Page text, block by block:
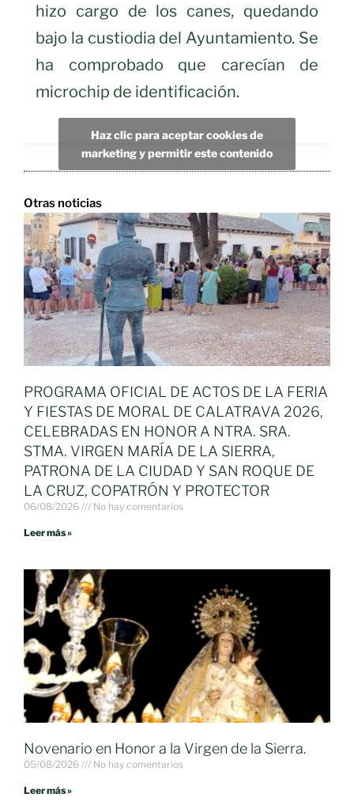
hizo cargo de los canes, quedando
bajo la custiodia del Ayuntamiento. Se
ha comprobado que carecían de
microchip de identificación.
Haz clic para aceptar cookies de
marketing y permitir este contenido
Otras noticias
PROGRAMA OFICIAL DE ACTOS DE LA FERIA
Y FIESTAS DE MORAL DE CALATRAVA 2026,
CELEBRADAS EN HONOR A NTRA. SRA.
STMA. VIRGEN MARÍA DE LA SIERRA,
PATRONA DE LA CIUDAD Y SAN ROQUE DE
LA CRUZ, COPATRÓN Y PROTECTOR
06/08/2026 No hay comentarios
Leer más »
Novenario en Honor a la Virgen de la Sierra.
05/08/2026 No hay comentarios
Leer más »